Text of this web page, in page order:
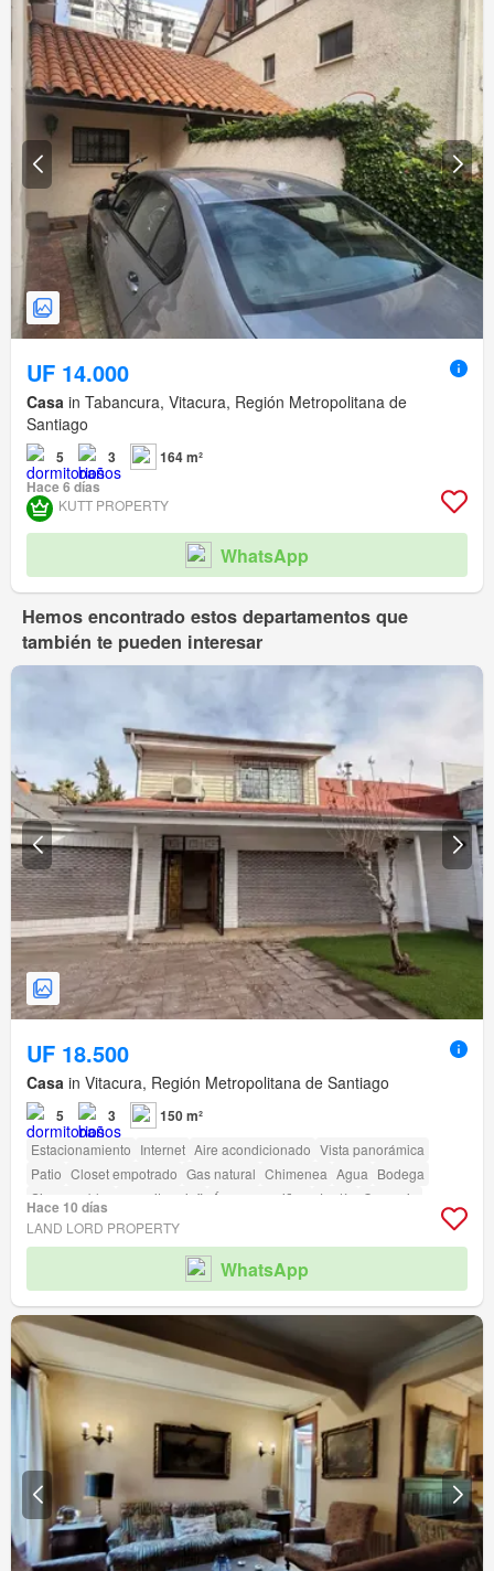
UF 14.000
Casa in Tabancura, Vitacura, Región Metropolitana de
Santiago
5 3
164 m²
Hace 6 días
KUTT PROPERTY
WhatsApp
Hemos encontrado estos departamentos que
también te pueden interesar
UF 18.500
Casa in Vitacura, Región Metropolitana de Santiago
5 3 150 m²
Estacionamiento Internet Aire acondicionado Vista panorámica
Patio Closet empotrado Gas natural Chimenea Agua Bodega
Sin amueblar
amenity_wi_fi Área para niños Jardín
Conserje
Parilla
Hace 10 días
LAND LORD PROPERTY
WhatsApp